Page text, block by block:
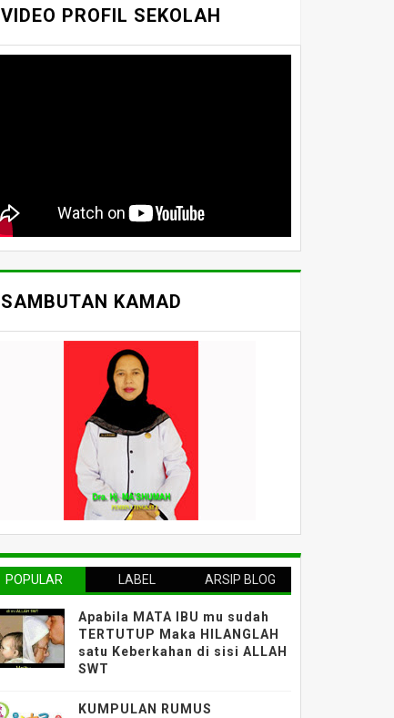
VIDEO PROFIL SEKOLAH
SAMBUTAN KAMAD
POPULAR LABEL ARSIP BLOG
Apabila MATA IBU mu sudah
TERTUTUP Maka HILANGLAH
satu Keberkahan di sisi ALLAH
SWT
KUMPULAN RUMUS